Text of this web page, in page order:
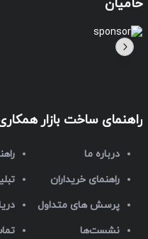
حامیان
راهنمای ساخت بازار
درباره ما
راهنمای خریداران
پرسش های متداول
نشست‌ها